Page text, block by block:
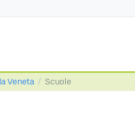
Veneta Scuole